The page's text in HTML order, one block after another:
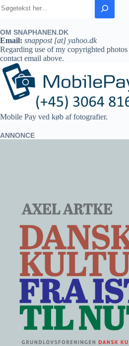
OM SNAPHANEN.DK
Email: snappost [at] yahoo.dk
Regarding use of my copyrighted
contact email above.
Mobile Pay ved køb af fotografier.
ANNONCE